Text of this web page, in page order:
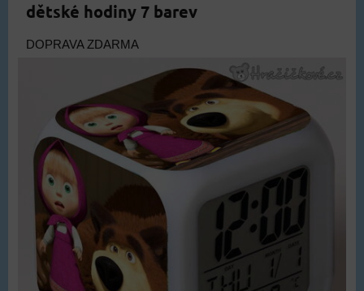
dětské hodiny 7 barev
DOPRAVA ZDARMA